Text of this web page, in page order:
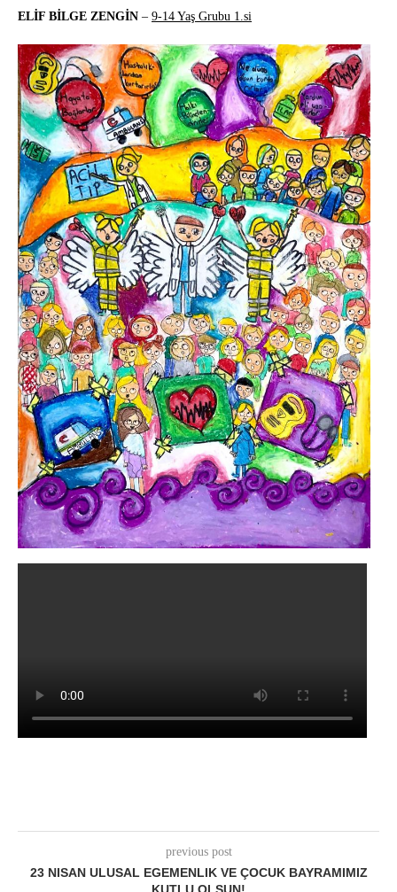
ELİF BİLGE ZENGİN – 9-14 Yaş Grubu 1.si
previous post
23 NISAN ULUSAL EGEMENLIK VE ÇOCUK BAYRAMIMIZ